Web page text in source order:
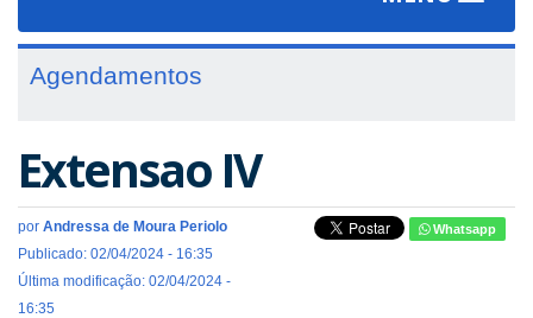
Agendamentos
Extensao IV
por Andressa de Moura Periolo
Publicado: 02/04/2024 - 16:35
Última modificação: 02/04/2024 -
16:35
Whatsapp